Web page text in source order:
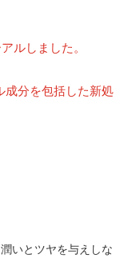
ルしました。
成分を包括した新処
いとツヤを与えしな